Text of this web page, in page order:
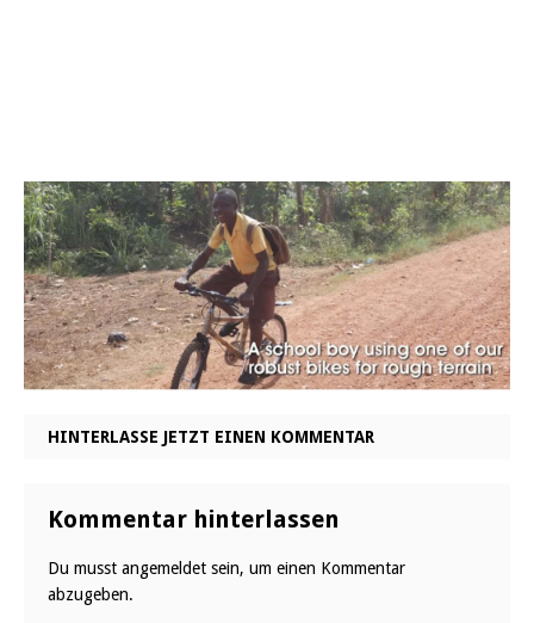
HINTERLASSE JETZT EINEN KOMMENTAR
Kommentar hinterlassen
Du musst angemeldet sein, um einen Kommentar
abzugeben.